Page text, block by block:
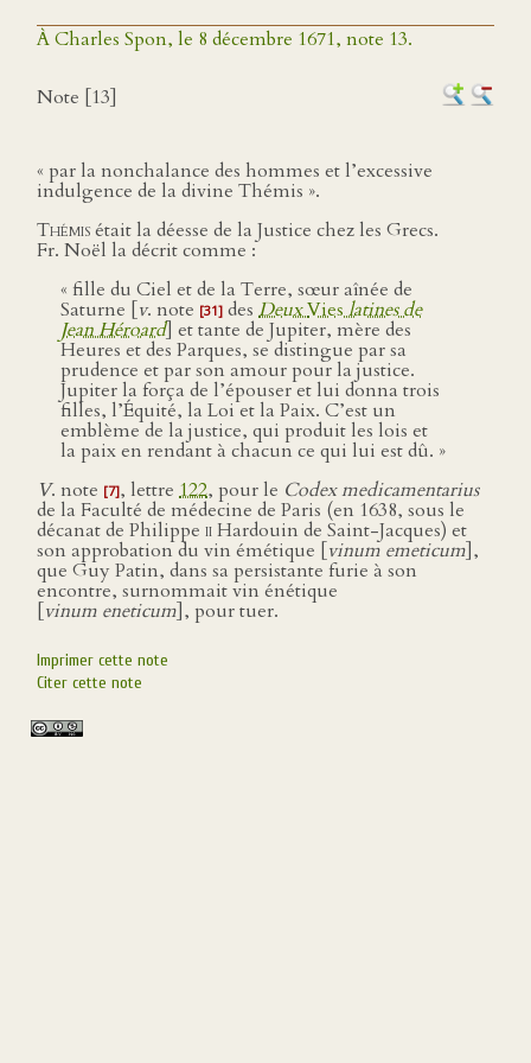
À Charles Spon, le 8 décembre 1671, note 13.
Note [13]
« par la nonchalance des hommes et l’excessive
indulgence de la divine Thémis ».
Thémisétait la déesse de la Justice chez les Grecs.
Fr. Noël la décrit comme :
« fille du Ciel et de la Terre, sœur aînée de
Saturne [v. note [31] des DeuxVieslatines de
Jean Héroard] et tante de Jupiter, mère des
Heures et des Parques, se distingue par sa
prudence et par son amour pour la justice.
Jupiter la força de l’épouser et lui donna trois
filles, l’Équité, la Loi et la Paix. C’est un
emblème de la justice, qui produit les lois et
la paix en rendant à chacun ce qui lui est dû. »
V. note [7], lettre 122, pour le Codex medicamentarius
de la Faculté de médecine de Paris (en 1638, sous le
décanat de Philippe iiHardouin de Saint-Jacques) et
son approbation du vin émétique [vinum emeticum],
que Guy Patin, dans sa persistante furie à son
encontre, surnommait vin énétique
[vinum eneticum], pour tuer.
Imprimer cette note
Citer cette note